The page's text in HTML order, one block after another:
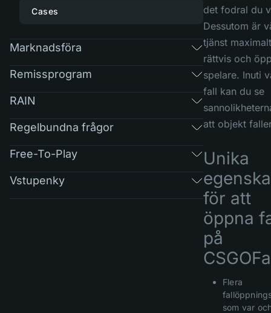
Cases
Marknadsföra
Remissprogram
RAIN
Regelbundna frågor
Free-To-Play
Vstupenky
det fodral du
Dessutom är
tjänst maximalt
rättvis och
spelare. Inuti
fall kan du se
att objekt
Unika
för att
öppna
på
Flera
som var